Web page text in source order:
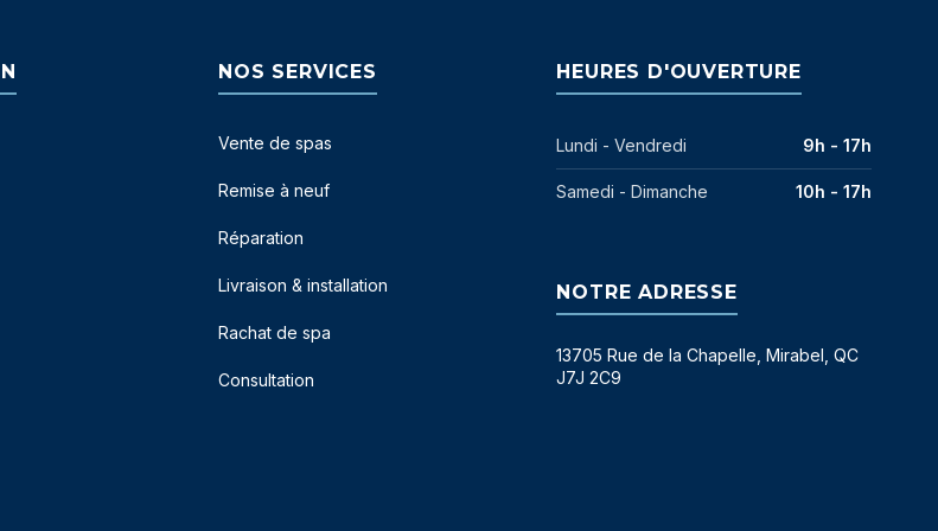
NOS SERVICES
Vente de spas
Remise à neuf
Réparation
Livraison & installation
Rachat de spa
Consultation
HEURES D'OUVERTURE
Lundi - Vendredi 9h - 17h
Samedi - Dimanche 10h - 17h
NOTRE ADRESSE
13705 Rue de la Chapelle, Mirabel, QC
J7J 2C9